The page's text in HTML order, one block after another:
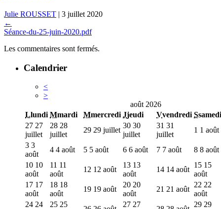
Julie ROUSSET | 3 juillet 2020
←
Séance-du-25-juin-2020.pdf
Les commentaires sont fermés.
Calendrier
<
>
août 2026
Llundi Mmardi Mmercredi Jjeudi Vvendredi Ssamedi
27 27
juillet
28 28
juillet
29 29 juillet
30 30
juillet
31 31
juillet
1 1 août
3 3
août
4 4 août 5 5 août 6 6 août 7 7 août 8 8 août
10 10
août
11 11
août
12 12 août
13 13
août
14 14 août
15 15
août
17 17
août
18 18
août
19 19 août
20 20
août
21 21 août
22 22
août
24 24
25 25
27 27
29 29